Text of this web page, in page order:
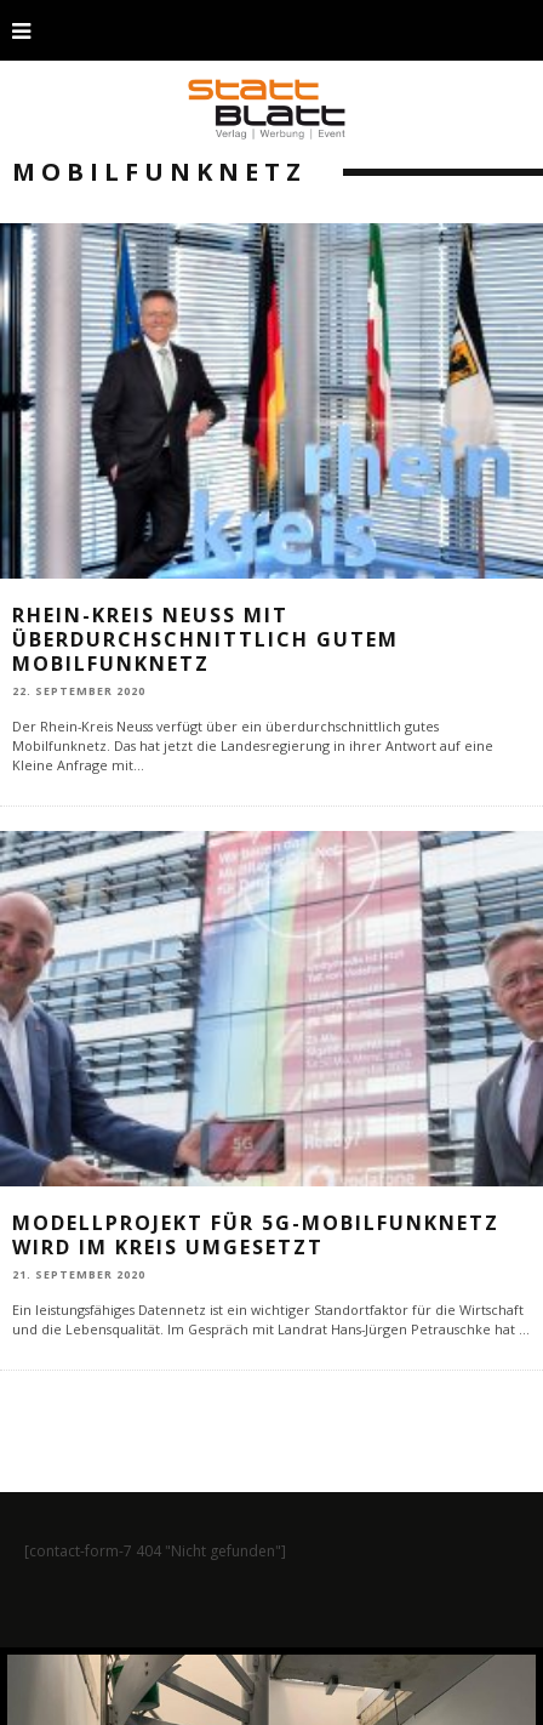
MOBILFUNKNETZ
RHEIN-KREIS NEUSS MIT
ÜBERDURCHSCHNITTLICH GUTEM
MOBILFUNKNETZ
22. SEPTEMBER 2020
Der Rhein-Kreis Neuss verfügt über ein überdurchschnittlich gutes
Mobilfunknetz. Das hat jetzt die Landesregierung in ihrer Antwort auf eine
Kleine Anfrage mit...
MODELLPROJEKT FÜR 5G-MOBILFUNKNETZ
WIRD IM KREIS UMGESETZT
21. SEPTEMBER 2020
Ein leistungsfähiges Datennetz ist ein wichtiger Standortfaktor für die Wirtschaft
und die Lebensqualität. Im Gespräch mit Landrat Hans-Jürgen Petrauschke hat ...
[contact-form-7 404 "Nicht gefunden"]